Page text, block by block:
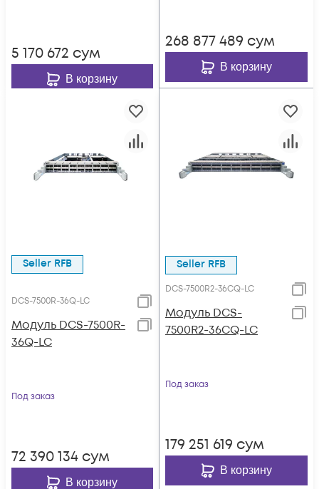
5 170 672 сум
В корзину
268 877 489 сум
В корзину
Seller RFB
DCS-7500R-36Q-LC
Модуль DCS-7500R-
36Q-LC
Под заказ
72 390 134 сум
В корзину
Seller RFB
DCS-7500R2-36CQ-LC
Модуль DCS-
7500R2-36CQ-LC
Под заказ
179 251 619 сум
В корзину